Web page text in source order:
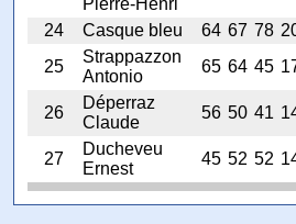
24
Casque bleu 64 67 78
25
Strappazzon
Antonio
65 64 45
26
Déperraz
Claude
56 50 41
27
Ducheveu
Ernest
45 52 52